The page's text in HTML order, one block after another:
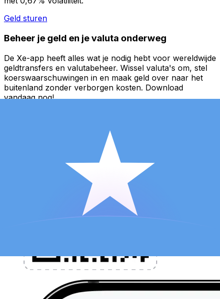
Geld sturen
Beheer je geld en je valuta onderweg
De Xe-app heeft alles wat je nodig hebt voor wereldwijde
geldtransfers en valutabeheer. Wissel valuta's om, stel
koerswaarschuwingen in en maak geld over naar het
buitenland zonder verborgen kosten. Download
vandaag nog!